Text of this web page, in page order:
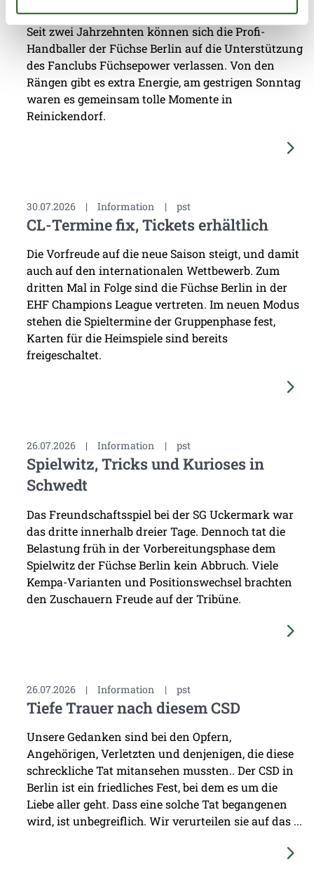
Seit zwei Jahrzehnten können sich die Profi-
Handballer der Füchse Berlin auf die Unterstützung
des Fanclubs Füchsepower verlassen. Von den
Rängen gibt es extra Energie, am gestrigen Sonntag
waren es gemeinsam tolle Momente in
Reinickendorf.
30.07.2026 | Information | pst
CL-Termine fix, Tickets erhältlich
Die Vorfreude auf die neue Saison steigt, und damit
auch auf den internationalen Wettbewerb. Zum
dritten Mal in Folge sind die Füchse Berlin in der
EHF Champions League vertreten. Im neuen Modus
stehen die Spieltermine der Gruppenphase fest,
Karten für die Heimspiele sind bereits
freigeschaltet.
26.07.2026 | Information | pst
Spielwitz, Tricks und Kurioses in
Schwedt
Das Freundschaftsspiel bei der SG Uckermark war
das dritte innerhalb dreier Tage. Dennoch tat die
Belastung früh in der Vorbereitungsphase dem
Spielwitz der Füchse Berlin kein Abbruch. Viele
Kempa-Varianten und Positionswechsel brachten
den Zuschauern Freude auf der Tribüne.
26.07.2026 | Information | pst
Tiefe Trauer nach diesem CSD
Unsere Gedanken sind bei den Opfern,
Angehörigen, Verletzten und denjenigen, die diese
schreckliche Tat mitansehen mussten.. Der CSD in
Berlin ist ein friedliches Fest, bei dem es um die
Liebe aller geht. Dass eine solche Tat begangenen
wird, ist unbegreiflich. Wir verurteilen sie auf das ...